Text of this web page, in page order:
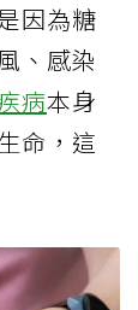
因為糖
、感染
病本身
命，這